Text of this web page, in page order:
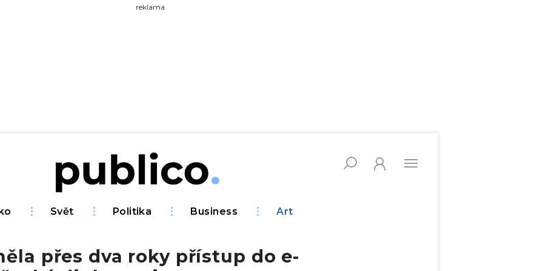
reklama
Svět Politika Business Art
přes dva roky přístup do e-
na Publiku